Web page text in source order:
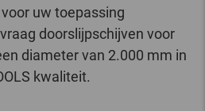
uw toepassing
doorslijpschijven voor
diameter van 2.000 mm in
kwaliteit.